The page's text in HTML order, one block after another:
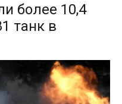
более 10,4
танк в